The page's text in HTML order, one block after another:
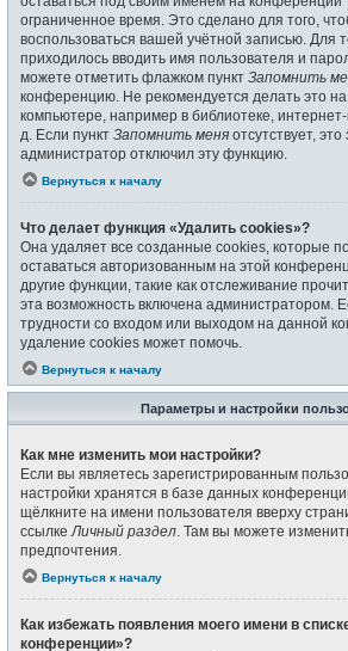
ограниченное время. Это сделано для того,
воспользоваться вашей учётной записью. Для
приходилось вводить имя пользователя и
можете отметить флажком пункт Запомнить
конференцию. Не рекомендуется делать это
компьютере, например в библиотеке,
д. Если пункт Запомнить меня отсутствует, это
администратор отключил эту функцию.
Вернуться к началу
Что делает функция «Удалить cookies»?
Она удаляет все созданные cookies, которые
оставаться авторизованным на этой
другие функции, такие как отслеживание
эта возможность включена администратором.
трудности со входом или выходом на данной
удаление cookies может помочь.
Вернуться к началу
Параметры и настройки
Как мне изменить мои настройки?
Если вы являетесь зарегистрированным
настройки хранятся в базе данных
щёлкните на имени пользователя вверху
ссылкеЛичный раздел. Там вы можете
предпочтения.
Вернуться к началу
Как избежать появления моего имени в
конференции»?